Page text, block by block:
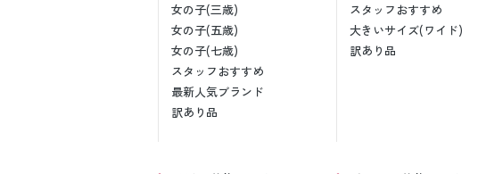
女の子(三歳)
女の子(五歳)
女の子(七歳)
スタッフおすすめ
最新人気ブランド
訳あり品
スタッフおすすめ
大きいサイズ(ワイド)
訳あり品